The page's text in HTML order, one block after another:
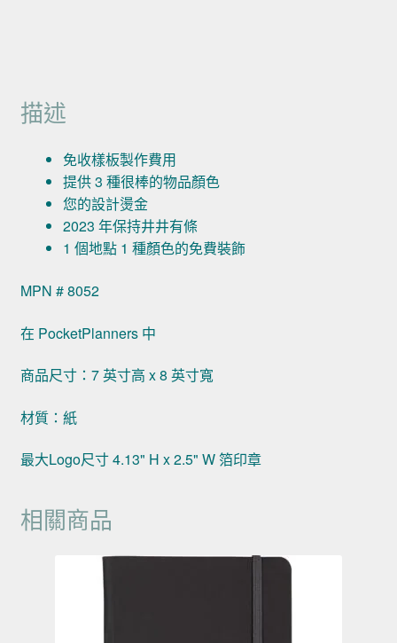
描述
免收樣板製作費用
提供 3 種很棒的物品顏色
您的設計燙金
2023 年保持井井有條
1 個地點 1 種顏色的免費裝飾
MPN # 8052
在 PocketPlanners 中
商品尺寸：7 英寸高 x 8 英寸寬
材質：紙
最大Logo尺寸 4.13" H x 2.5" W 箔印章
相關商品